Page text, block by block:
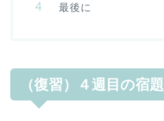
最後に
（復習）４週目の宿題